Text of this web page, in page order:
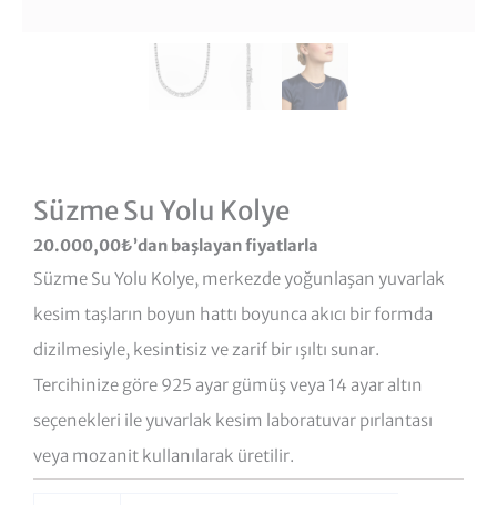
Süzme Su Yolu Kolye
20.000,00₺’dan başlayan fiyatlarla
Süzme Su Yolu Kolye, merkezde yoğunlaşan yuvarlak
kesim taşların boyun hattı boyunca akıcı bir formda
dizilmesiyle, kesintisiz ve zarif bir ışıltı sunar.
Tercihinize göre 925 ayar gümüş veya 14 ayar altın
seçenekleri ile yuvarlak kesim laboratuvar pırlantası
veya mozanit kullanılarak üretilir.